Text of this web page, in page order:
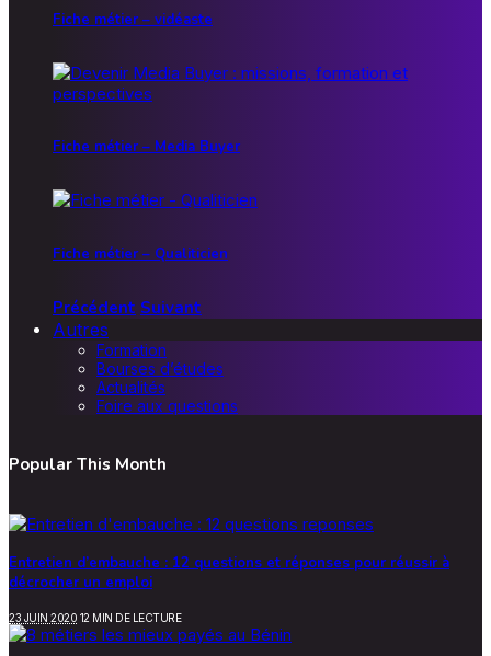
Fiche métier – vidéaste
Fiche métier – Media Buyer
Fiche métier – Qualiticien
Précédent Suivant
Autres
Formation
Bourses d’études
Actualités
Foire aux questions
Popular This Month
Entretien d’embauche : 12 questions et réponses pour réussir à
décrocher un emploi
23 JUIN 2020 12 MIN DE LECTURE